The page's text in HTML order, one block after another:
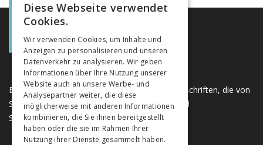
Eine einzigartige Plattform für Bücher und Zeitschriften, die von
Schweizer Verlagen im Bereich der Geistes- und
Sozialwissenschaften herausgegeben werden.
FRENCH
ITALIAN
Diese Webseite verwendet
Cookies.
Wir verwenden Cookies, um Inhalte und
Anzeigen zu personalisieren und unseren
Datenverkehr zu analysieren. Wir geben
Informationen über Ihre Nutzung unserer
Website auch an unsere Werbe- und
Analysepartner weiter, die diese
möglicherweise mit anderen Informationen
kombinieren, die Sie ihnen bereitgestellt
haben oder die sie im Rahmen Ihrer
Nutzung ihrer Dienste gesammelt haben.